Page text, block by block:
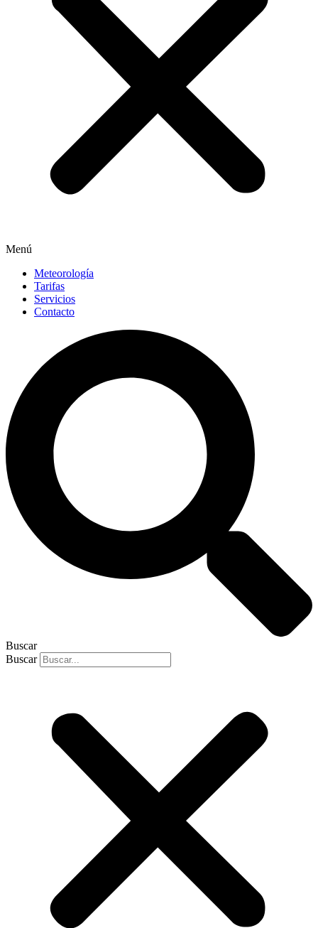
Menú
Meteorología
Tarifas
Servicios
Contacto
Buscar
Buscar